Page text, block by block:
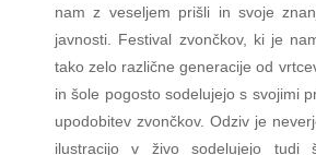
nam z veseljem prišli in svoje
javnosti. Festival zvončkov, ki je
tako zelo različne generacije od
in šole pogosto sodelujejo s svojimi
upodobitev zvončkov. Odziv je
ilustracijo v živo sodelujejo tudi